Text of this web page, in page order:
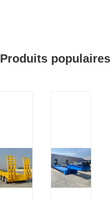
Produits populaires